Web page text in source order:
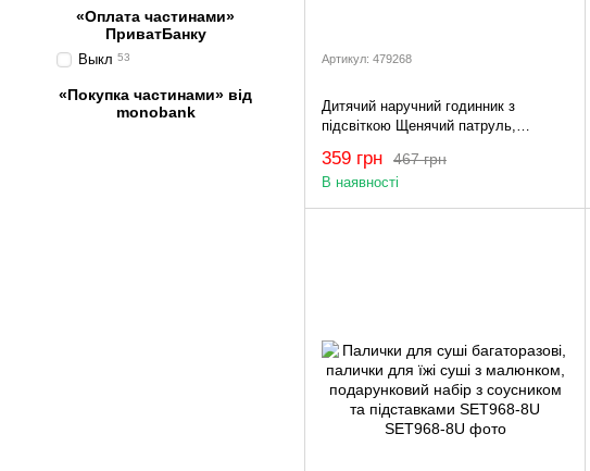
Артикул: 479268
Дитячий наручний годинник з
підсвіткою Щенячий патруль,
Paw Patrol Маршал,Гонщик,Крепиж
P359.AW
467 грн
359 грн
В наявності
«Оплата частинами»
ПриватБанку
Выкл 53
«Покупка частинами» від
monobank